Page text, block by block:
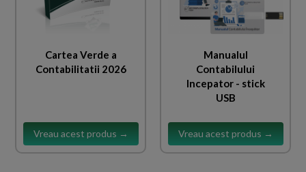
Cartea Verde a
Contabilitatii 2026
Vreau acest produs →
Manualul
Contabilului
Incepator - stick
USB
Vreau acest produs →